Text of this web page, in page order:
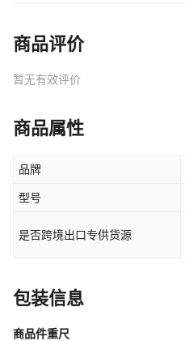
商品评价
暂无有效评价
商品属性
品牌
型号
是否跨境出口专供货源
包装信息
商品件重尺